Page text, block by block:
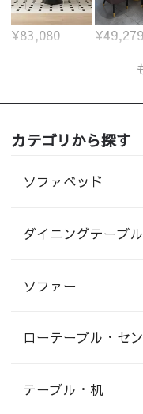
¥83,080 ¥49,279
カテゴリから探す
ソファベッド
ダイニングテーブル
ソファー
ローテーブル・セ
テーブル・机